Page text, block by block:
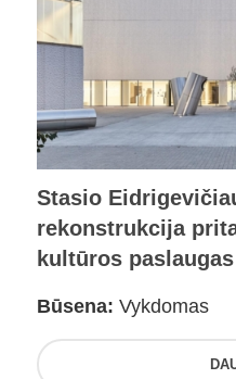
Stasio
rekonstrukcija
kultūros paslaugas
Būsena: Vykdomas